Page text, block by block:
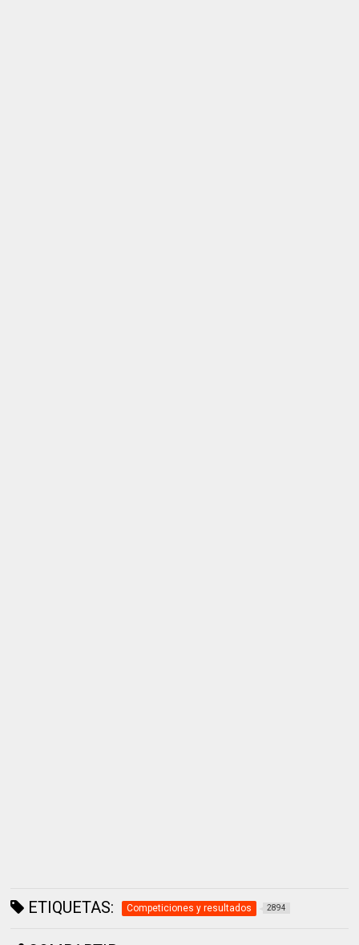
ETIQUETAS: Competiciones y resultados 2894